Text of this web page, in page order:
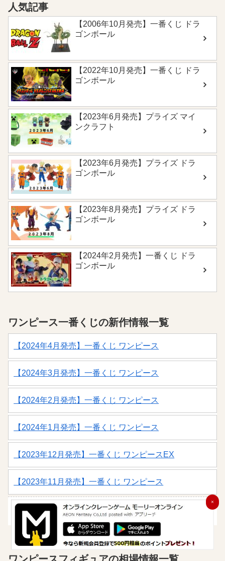
ト製 内容：本体/シロモクバ1号/ミニメリ
ー2号/シャークサブマージ3号/クロサイ
FR-U4号/ブラキオタンク5号/専用台座一
転用レバー 価格：35,200円(税込) 送料：
販売サイトに準ずる 予約受付終了：無く
なり次第終了 お届け日：2023年9月発送
予定 Amazonで予約する Yahoo!ショッピ
になります。こちらでは詳細情報をまと
めましたのでチェックしましょう！ RED
人気記事
【2006年10月発売】一番くじ ドラ
ゴンボール
【2022年10月発売】一番くじ ドラ
ゴンボール
【2023年6月発売】プライズ マイ
ンクラフト
【2023年6月発売】プライズ ドラ
ゴンボール
【2023年8月発売】プライズ ドラ
ゴンボール
【2024年2月発売】一番くじ ドラ
ゴンボール
ワンピース一番くじの新作情報一覧
【2024年4月発売】一番くじ ワンピース
【2024年3月発売】一番くじ ワンピース
【2024年2月発売】一番くじ ワンピース
【2024年1月発売】一番くじ ワンピース
【2023年12月発売】一番くじ ワンピースEX
【2023年11月発売】一番くじ ワンピース
1 2 3 4 >>
×